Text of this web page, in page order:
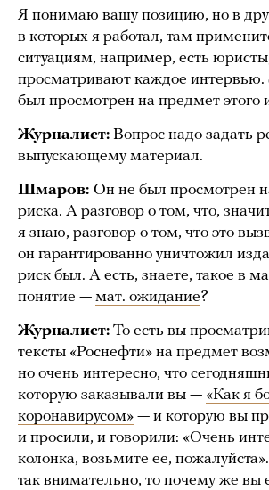
Я понимаю вашу позицию, но в
в которых я работал, там
ситуациям, например, есть
просматривают каждое интервью.
был просмотрен на предмет этого
Журналист: Вопрос надо задать
выпускающему материал.
Шмаров: Он не был просмотрен
риска. А разговор о том, что,
я знаю, разговор о том, что это
он гарантированно уничтожил
риск был. А есть, знаете, такое в
понятие — мат. ожидание?
Журналист: То есть вы
тексты «Роснефти» на предмет
но очень интересно, что
которую заказывали вы — «Как я
коронавирусом» — и которую вы
и просили, и говорили: «Очень
колонка, возьмите ее,
так внимательно, то почему же вы